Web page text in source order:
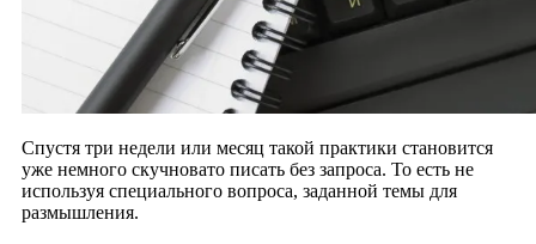
Спустя три недели или месяц такой практики становится
уже немного скучновато писать без запроса. То есть не
используя специального вопроса, заданной темы для
размышления.